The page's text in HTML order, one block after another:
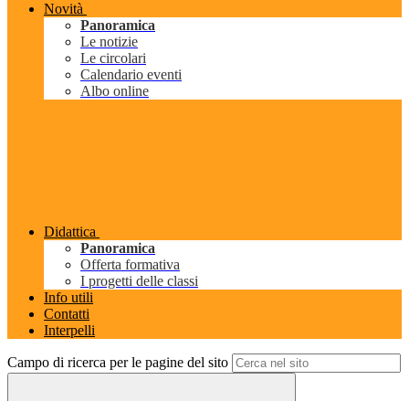
Novità
Panoramica
Le notizie
Le circolari
Calendario eventi
Albo online
Didattica
Panoramica
Offerta formativa
I progetti delle classi
Info utili
Contatti
Interpelli
Campo di ricerca per le pagine del sito